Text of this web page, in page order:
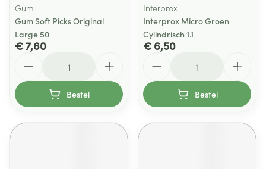
Gum
Gum Soft Picks Original
Large 50
€ 7,60
Bestel
Interprox
Interprox Micro Groen
Cylindrisch 1.1
€ 6,50
Bestel